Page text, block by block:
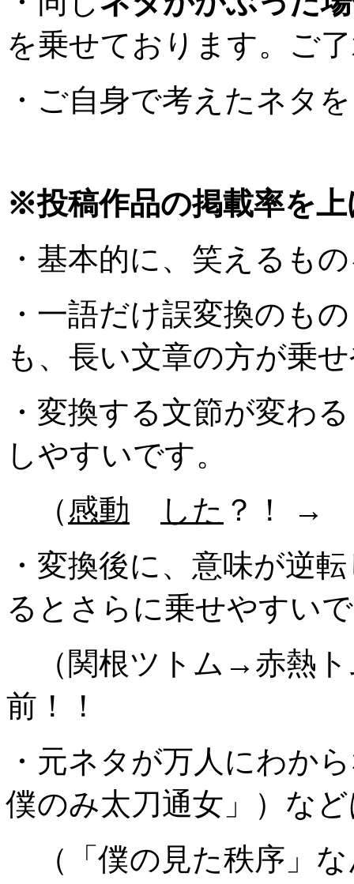
を乗せております。ご
・ご自身で考えたネタ
※投稿作品の掲載率を
・基本的に、笑えるも
・一語だけ誤変換のも
も、長い文章の方が乗
・変換する文節が変わ
しやすいです。
（感動 した ？！ →
・変換後に、意味が逆
るとさらに乗せやすい
（関根ツトム→赤熱
前！！
・元ネタが万人にわか
僕のみ太刀通女」）な
（「僕の見た秩序」